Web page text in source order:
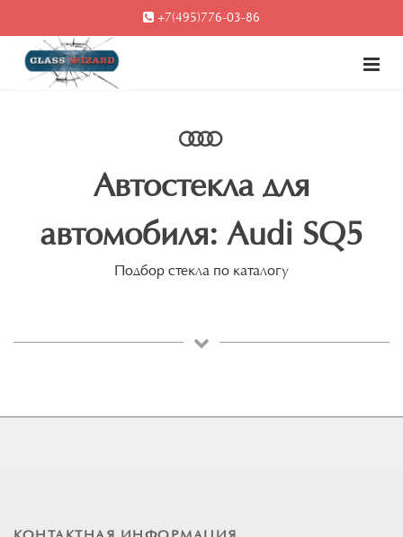
+7(495)776-03-86
Автостекла для
автомобиля: Audi SQ5
Подбор стекла по каталогу